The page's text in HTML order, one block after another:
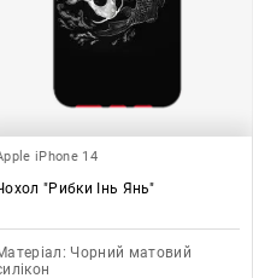
iPhone 14
"Рибки Інь Янь"
Чорний матовий